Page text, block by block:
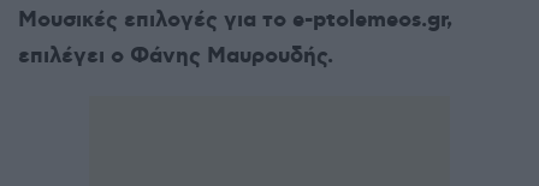
Μουσικές επιλογές για το e-ptolemeos.gr,
επιλέγει ο Φάνης Μαυρουδής.